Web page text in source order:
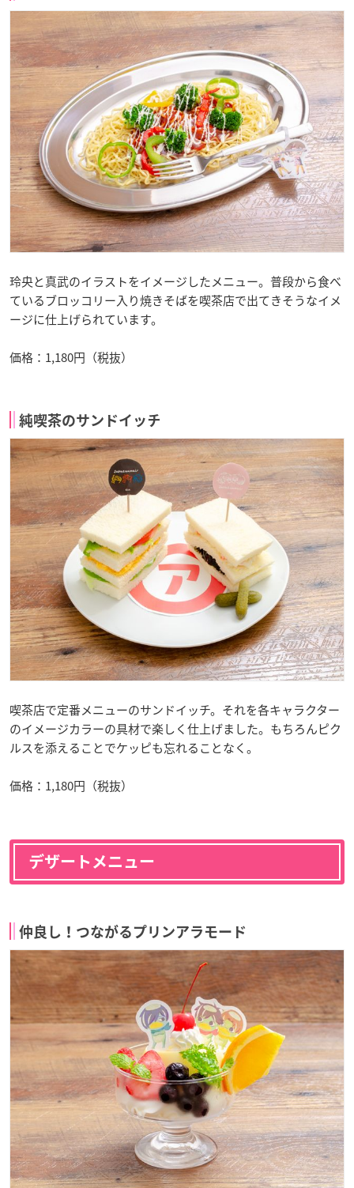
玲央と真武のイラストをイメージしたメニュー。普段から食べ
ているブロッコリー入り焼きそばを喫茶店で出てきそうなイメ
ージに仕上げられています。
価格：1,180円（税抜）
純喫茶のサンドイッチ
喫茶店で定番メニューのサンドイッチ。それを各キャラクター
のイメージカラーの具材で楽しく仕上げました。もちろんピク
ルスを添えることでケッピも忘れることなく。
価格：1,180円（税抜）
デザートメニュー
仲良し！つながるプリンアラモード